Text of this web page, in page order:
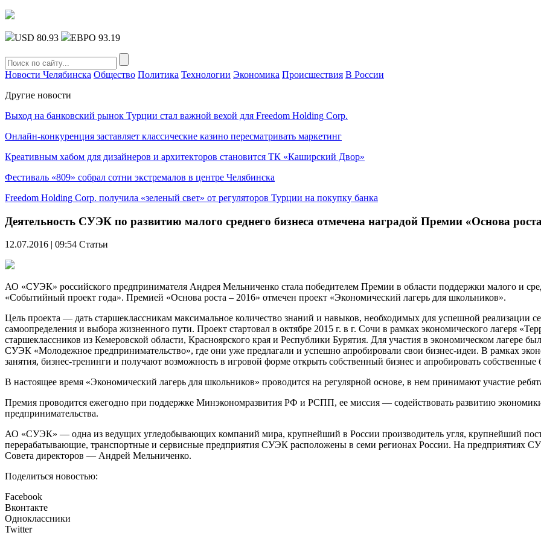
USD 80.93 ЕВРО 93.19
Новости Челябинска Общество Политика Технологии Экономика Происшествия В России
Другие новости
Выход на банковский рынок Турции стал важной вехой для Freedom Holding Corp.
Онлайн-конкуренция заставляет классические казино пересматривать маркетинг
Креативным хабом для дизайнеров и архитекторов становится ТК «Каширский Двор»
Фестиваль «809» собрал сотни экстремалов в центре Челябинска
Freedom Holding Corp. получила «зеленый свет» от регуляторов Турции на покупку банка
Деятельность СУЭК по развитию малого среднего бизнеса отмечена наградой Премии «Основа
12.07.2016 | 09:54 Статьи
АО «СУЭК» российского предпринимателя Андрея Мельниченко стала победителем Премии в области поддержки малого и
«Событийный проект года». Премией «Основа роста – 2016» отмечен проект «Экономический лагерь для школьников».
Цель проекта — дать старшеклассникам максимальное количество знаний и навыков, необходимых для успешной реализации
самоопределения и выбора жизненного пути. Проект стартовал в октябре 2015 г. в г. Сочи в рамках экономического лагеря
старшеклассников из Кемеровской области, Красноярского края и Республики Бурятия. Для участия в экономическом лагере
СУЭК «Молодежное предпринимательство», где они уже предлагали и успешно апробировали свои бизнес-идеи. В рамках
занятия, бизнес-тренинги и получают возможность в игровой форме открыть собственный бизнес и апробировать собственные
В настоящее время «Экономический лагерь для школьников» проводится на регулярной основе, в нем принимают участие
Премия проводится ежегодно при поддержке Минэкономразвития РФ и РСПП, ее миссия — содействовать развитию
предпринимательства.
АО «СУЭК» — одна из ведущих угледобывающих компаний мира, крупнейший в России производитель угля, крупнейший
перерабатывающие, транспортные и сервисные предприятия СУЭК расположены в семи регионах России. На предприятиях
Совета директоров — Андрей Мельниченко.
Поделиться новостью:
Facebook
Вконтакте
Одноклассники
Twitter